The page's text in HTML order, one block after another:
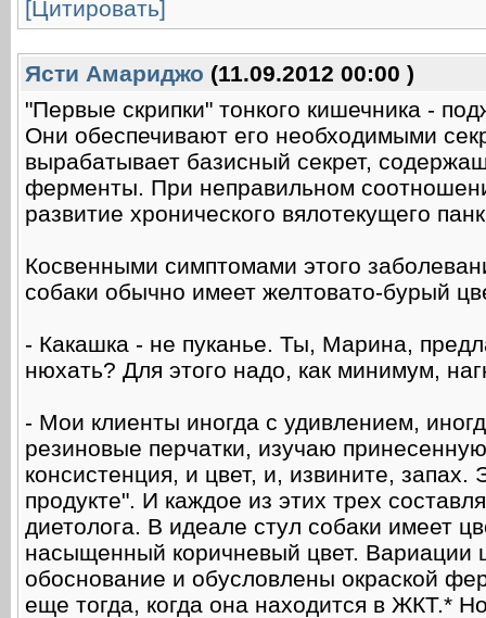
[Цитировать]
Ясти Амариджо (11.09.2012 00:00 )
"Первые скрипки" тонкого кишечника -
Они обеспечивают его необходимыми
вырабатывает базисный секрет,
ферменты. При неправильном
развитие хронического вялотекущего
Косвенными симптомами этого
собаки обычно имеет желтовато-бурый
- Какашка - не пуканье. Ты, Марина,
нюхать? Для этого надо, как минимум,
- Мои клиенты иногда с удивлением,
резиновые перчатки, изучаю
консистенция, и цвет, и, извините,
продукте". И каждое из этих трех
диетолога. В идеале стул собаки имеет
насыщенный коричневый цвет. Вариации
обоснование и обусловлены окраской
еще тогда, когда она находится в ЖКТ.*